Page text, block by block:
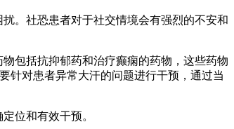
。社恐患者对于社交情境会有强烈的不安和
包括抗抑郁药和治疗癫痫的药物，这些药物
针对患者异常大汗的问题进行干预，通过当
位和有效干预。